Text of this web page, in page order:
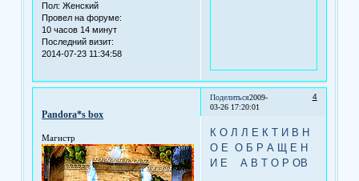
Пол: Женский
Провел на форуме:
10 часов 14 минут
Последний визит:
2014-07-23 11:34:58
Поделиться 4
2009-
03-26 17:20:01
Pandora*s box
Магистр
К О Л Л Е К Т И В Н
О Е О Б Р А Щ Е Н
И Е А В Т О Р ОВ